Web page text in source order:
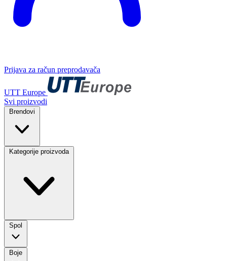
Prijava za račun preprodavača
UTT Europe
Svi proizvodi
Brendovi
Kategorije proizvoda
Spol
Boje